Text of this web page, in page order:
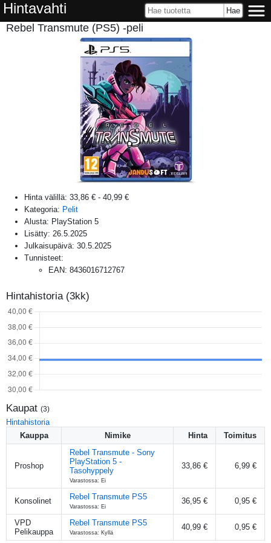
Hintavahti
Rebel Transmute (PS5) -peli
Hinta välillä: 33,86 € - 40,99 €
Kategoria: Pelit
Alusta: PlayStation 5
Lisätty: 26.5.2025
Julkaisupäivä: 30.5.2025
Tunnisteet:
EAN: 8436016712767
Hintahistoria (3kk)
Kaupat (3)
Hintahistoria
Kauppa
Nimike Hinta Toimitus
Proshop
Rebel Transmute - Sony
PlayStation 5 -
Tasohyppely
Varastossa: Ei
33,86 € 6,99 €
Konsolinet Rebel Transmute PS5
Varastossa: Ei
36,95 € 0,95 €
VPD
Pelikauppa
Rebel Transmute PS5
Varastossa: Kyllä
40,99 € 0,95 €